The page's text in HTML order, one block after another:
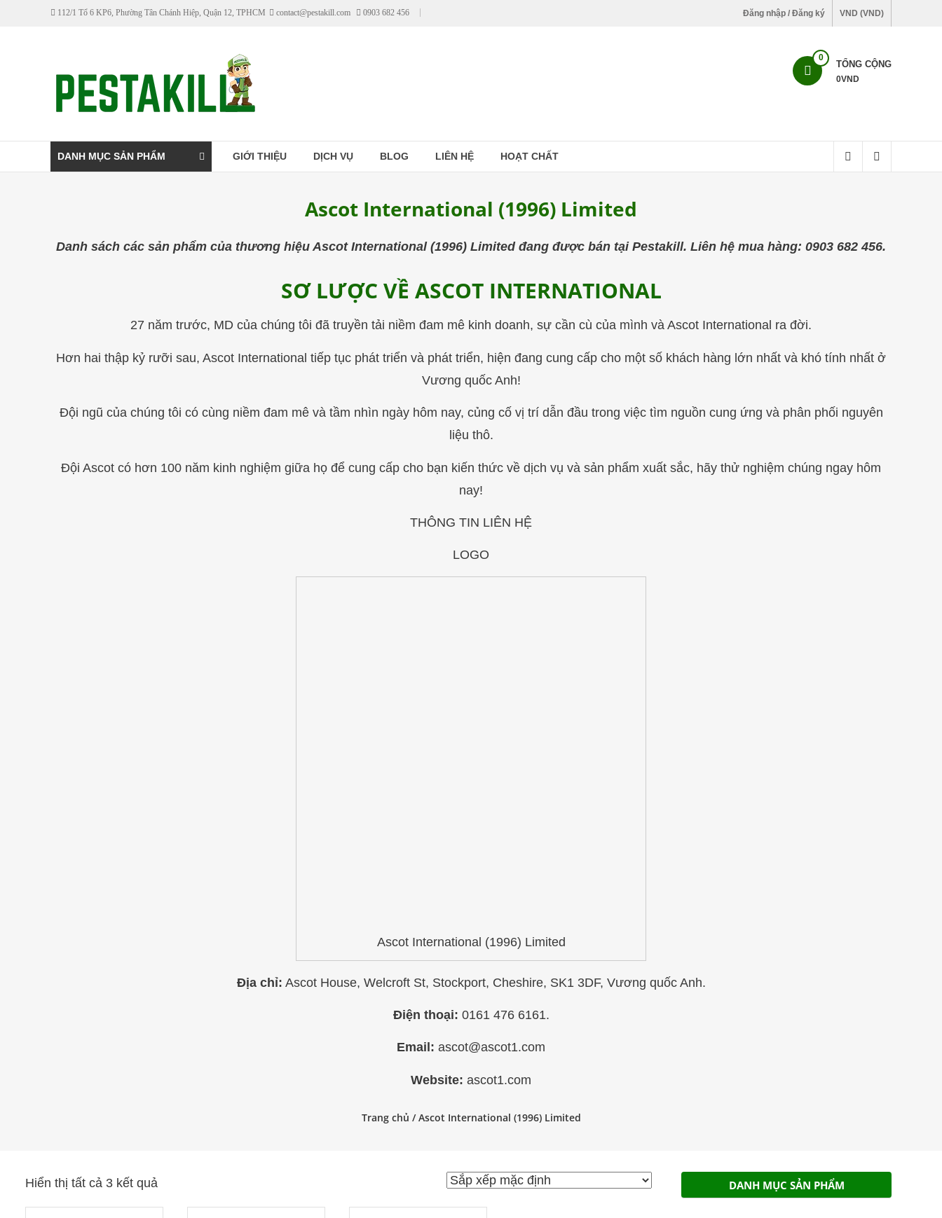
112/1 Tổ 6 KP6, Phường Tân Chánh Hiệp, Quận 12, TPHCM contact@pestakill.com 0903 682 456 Đăng nhập / Đăng ký VND (VND)
Cửa
thuốc
diệt
0
TỔNG CỘNG
0VND
DANH MỤC SẢN PHẨM GIỚI THIỆU DỊCH VỤ BLOG LIÊN HỆ HOẠT CHẤT
Ascot International (1996) Limited
Danh sách các sản phẩm của thương hiệu Ascot International (1996) Limited đang được bán tại Pestakill. Liên hệ mua hàng: 0903 682 456.
SƠ LƯỢC VỀ ASCOT INTERNATIONAL
27 năm trước, MD của chúng tôi đã truyền tải niềm đam mê kinh doanh, sự cần cù của mình và Ascot International ra đời.
Hơn hai thập kỷ rưỡi sau, Ascot International tiếp tục phát triển và phát triển, hiện đang cung cấp cho một số khách hàng lớn nhất và khó tính nhất ở
Vương quốc Anh!
Đội ngũ của chúng tôi có cùng niềm đam mê và tầm nhìn ngày hôm nay, củng cố vị trí dẫn đầu trong việc tìm nguồn cung ứng và phân phối nguyên
liệu thô.
Đội Ascot có hơn 100 năm kinh nghiệm giữa họ để cung cấp cho bạn kiến thức về dịch vụ và sản phẩm xuất sắc, hãy thử nghiệm chúng ngay hôm
nay!
THÔNG TIN LIÊN HỆ
LOGO
Ascot International (1996) Limited
Địa chỉ: Ascot House, Welcroft St, Stockport, Cheshire, SK1 3DF, Vương quốc Anh.
Điện thoại: 0161 476 6161.
Email: ascot@ascot1.com
Website: ascot1.com
Trang chủ / Ascot International (1996) Limited
Hiển thị tất cả 3 kết quả DANH MỤC SẢN PHẨM